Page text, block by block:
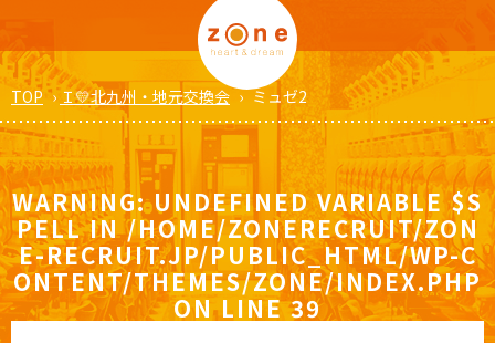
TOP › Ｉ💛北九州・地元交換会 › ミュゼ2
WARNING: UNDEFINED VARIABLE $S
PELL IN/HOME/ZONERECRUIT/ZON
E-RECRUIT.JP/PUBLIC_HTML/WP-C
ONTENT/THEMES/ZONE/INDEX.PHP
ON LINE39